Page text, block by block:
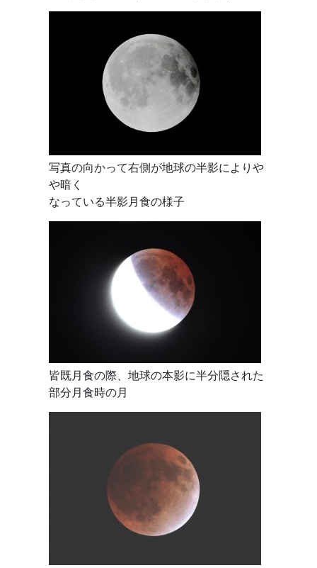
写真の向かって右側が地球の半影によりや
や暗く
なっている半影月食の様子
皆既月食の際、地球の本影に半分隠された
部分月食時の月